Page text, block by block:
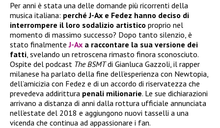
Per anni è stata una delle domande più ricorrenti della
musica italiana: perché J-Ax e Fedez hanno deciso di
interrompere il loro sodalizio artistico proprio nel
momento di massimo successo? Dopo tanto silenzio, è
stato finalmenteJ-Ax a raccontare la sua versione dei
fatti, svelando un retroscena rimasto finora sconosciuto.
Ospite del podcast The BSMTdi Gianluca Gazzoli, il rapper
milanese ha parlato della fine dell’esperienza con Newtopia,
dell’amicizia con Fedez e di un accordo di riservatezza che
prevedeva addirittura penali milionarie. Le sue dichiarazioni
arrivano a distanza di anni dalla rottura ufficiale annunciata
nell’estate del 2018 e aggiungono nuovi tasselli a una
vicenda che continua ad appassionare i fan.